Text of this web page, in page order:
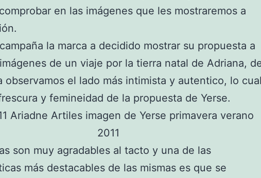
en las imágenes que les mostraremos a
la marca a decidido mostrar su propuesta a
de un viaje por la tierra natal de Adriana,
observamos el lado más intimista y autentico, lo cual
y femineidad de la propuesta de Yerse.
son muy agradables al tacto y una de las
más destacables de las mismas es que se